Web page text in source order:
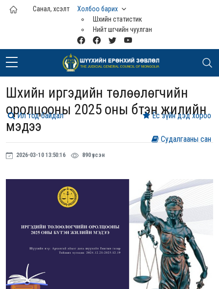
Үндсэн агуулга руу шилжих
Санал, хүсэлт
Холбоо барих
Шүүхийн статистик
Нийт шүүгчийн чуулган
Шүүхийн иргэдийн төлөөлөгчийн
оролцооны 2025 оны бүтэн жилийн
мэдээ
2026-03-10 13:50:16 890 үзсэн
Судалгааны сан
Ёс зүйн дэд хороо
Ил тод байдал